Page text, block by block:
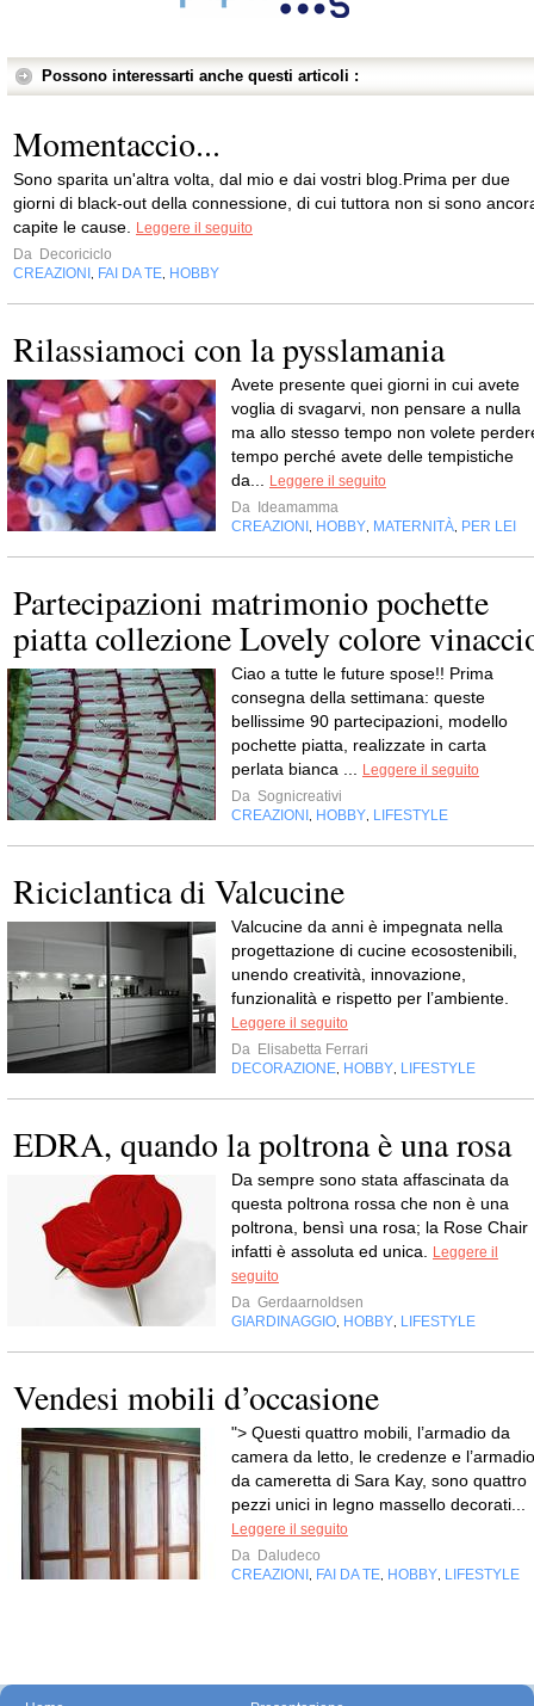
Possono interessarti anche questi articoli :
Momentaccio...
Sono sparita un'altra volta, dal mio e dai vostri blog.Prima per due
giorni di black-out della connessione, di cui tuttora non si sono
capite le cause.
Leggere il seguito
Da Decoriciclo
CREAZIONI
FAI DA TE HOBBY
Rilassiamoci con la pysslamania
Avete presente quei giorni in cui avete
voglia di svagarvi, non pensare a nulla
ma allo stesso tempo non volete
tempo perché avete delle tempistiche
da...
Leggere il seguito
Da
Ideamamma
CREAZIONI
HOBBY MATERNITÀ PER LEI
Partecipazioni matrimonio pochette
piatta collezione Lovely colore
Ciao a tutte le future spose!! Prima
consegna della settimana: queste
bellissime 90 partecipazioni, modello
pochette piatta, realizzate in carta
perlata bianca ...
Leggere il seguito
Da Sognicreativi
CREAZIONI
HOBBY LIFESTYLE
Riciclantica di Valcucine
Valcucine da anni è impegnata nella
progettazione di cucine ecosostenibili,
unendo creatività, innovazione,
funzionalità e rispetto per l’ambiente.
Leggere il seguito
Da Elisabetta Ferrari
DECORAZIONE HOBBY LIFESTYLE
EDRA, quando la poltrona è una rosa
Da sempre sono stata affascinata da
questa poltrona rossa che non è una
poltrona, bensì una rosa; la Rose Chair
infatti è assoluta ed unica.
Leggere il
seguito
Da Gerdaarnoldsen
GIARDINAGGIO HOBBY LIFESTYLE
Vendesi mobili d’occasione
"> Questi quattro mobili, l’armadio da
camera da letto, le credenze e l’armadio
da cameretta di Sara Kay, sono quattro
pezzi unici in legno massello decorati...
Leggere il seguito
Da Daludeco
CREAZIONI
FAI DA TE HOBBY LIFESTYLE